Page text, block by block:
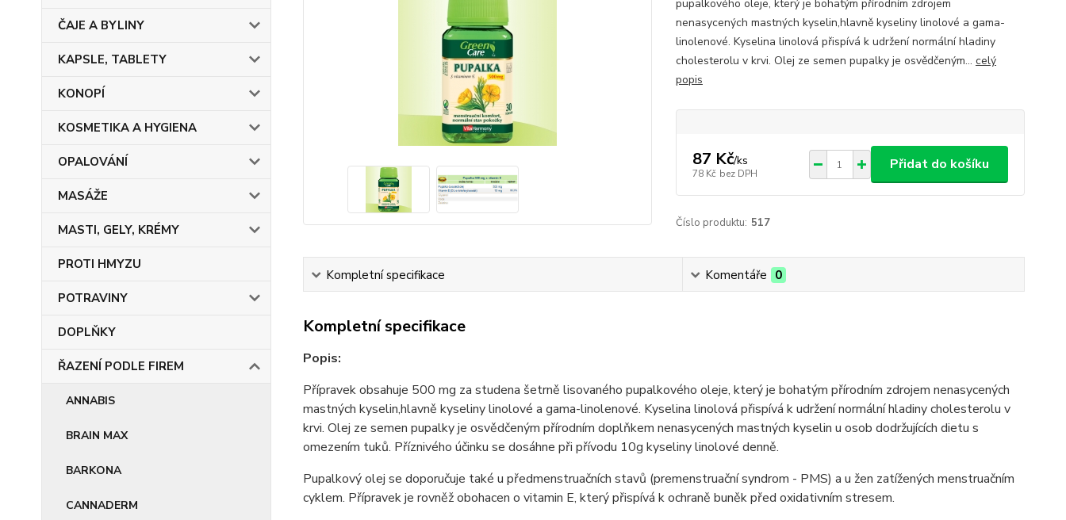
ČAJE A BYLINY
KAPSLE, TABLETY
KONOPÍ
KOSMETIKA A HYGIENA
OPALOVÁNÍ
MASÁŽE
MASTI, GELY, KRÉMY
PROTI HMYZU
POTRAVINY
DOPLŇKY
ŘAZENÍ PODLE FIREM
ANNABIS
BRAIN MAX
BARKONA
CANNADERM
pupalkového oleje, který je bohatým přírodním zdrojem
nenasycených mastných kyselin,hlavně kyseliny linolové a gama-
linolenové. Kyselina linolová přispívá k udržení normální hladiny
cholesterolu v krvi. Olej ze semen pupalky je osvědčeným... celý
popis
87 Kč/ks
78 Kč bez DPH
Přidat do košíku
Číslo produktu: 517
Kompletní specifikace Komentáře 0
Kompletní specifikace
Popis:
Přípravek obsahuje 500 mg za studena šetrně lisovaného pupalkového oleje, který je bohatým přírodním zdrojem nenasycených
mastných kyselin,hlavně kyseliny linolové a gama-linolenové. Kyselina linolová přispívá k udržení normální hladiny cholesterolu v
krvi. Olej ze semen pupalky je osvědčeným přírodním doplňkem nenasycených mastných kyselin u osob dodržujících dietu s
omezením tuků. Příznivého účinku se dosáhne při přívodu 10g kyseliny linolové denně.
Pupalkový olej se doporučuje také u předmenstruačních stavů (premenstruační syndrom - PMS) a u žen zatížených menstruačním
cyklem. Přípravek je rovněž obohacen o vitamin E, který přispívá k ochraně buněk před oxidativním stresem.